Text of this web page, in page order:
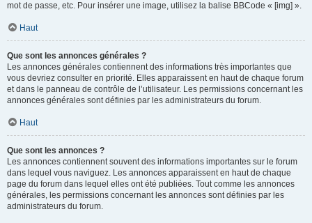
mot de passe, etc. Pour insérer une image, utilisez la balise BBCode « [img] ».
Haut
Que sont les annonces générales ?
Les annonces générales contiennent des informations très importantes que
vous devriez consulter en priorité. Elles apparaissent en haut de chaque forum
et dans le panneau de contrôle de l’utilisateur. Les permissions concernant les
annonces générales sont définies par les administrateurs du forum.
Haut
Que sont les annonces ?
Les annonces contiennent souvent des informations importantes sur le forum
dans lequel vous naviguez. Les annonces apparaissent en haut de chaque
page du forum dans lequel elles ont été publiées. Tout comme les annonces
générales, les permissions concernant les annonces sont définies par les
administrateurs du forum.